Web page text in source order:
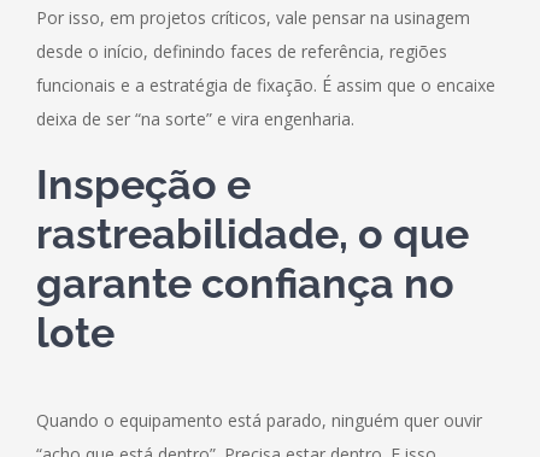
Por isso, em projetos críticos, vale pensar na usinagem
desde o início, definindo faces de referência, regiões
funcionais e a estratégia de fixação. É assim que o encaixe
deixa de ser “na sorte” e vira engenharia.
Inspeção e
rastreabilidade, o que
garante confiança no
lote
Quando o equipamento está parado, ninguém quer ouvir